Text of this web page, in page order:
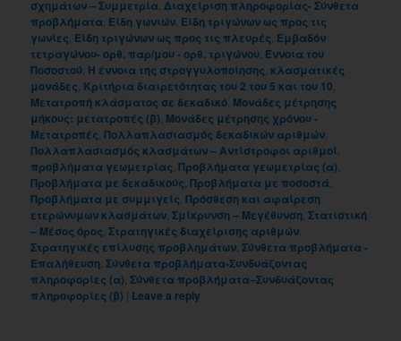
σχημάτων – Συμμετρία ,Διαχείριση πληροφορίας- Σύνθετα
προβλήματα Είδη γωνιών Είδη τριγώνων ως προς τις
γωνίες Είδη τριγώνων ως προς τις πλευρές Εμβαδόν
τετραγώνου- ορθ. παρ/μου - ορθ. τριγώνου Έννοια του
Ποσοστού Η έννοια της στρογγυλοποίησης κλασματικές
μονάδες Κριτήρια διαιρετότητας του 2 του 5 και του 10
Μετατροπή κλάσματος σε δεκαδικό Μονάδες μέτρησης
μήκους: μετατροπές (β) Μονάδες μέτρησης χρόνου -
Μετατροπές ,Πολλαπλασιασμός δεκαδικών αριθμών
Πολλαπλασιασμός κλασμάτων – Αντίστροφοι αριθμοί
προβλήματα γεωμετρίας ,Προβλήματα γεωμετρίας (α)
Προβλήματα με δεκαδικούς ,Προβλήματα με ποσοστά
Προβλήματα με συμμιγείς ,Πρόσθεση και αφαίρεση
ετερώνυμων κλασμάτων ,Σμίκρυνση – Μεγέθυνση ,Στατιστική
– Μέσος όρος ,Στρατηγικές διαχείρισης αριθμών
Στρατηγικές επίλυσης προβλημάτων ,Σύνθετα προβλήματα -
Επαλήθευση ,Σύνθετα προβλήματα-Συνδυάζοντας
πληροφορίες (α) ,Σύνθετα προβλήματα–Συνδυάζοντας
πληροφορίες (β) | Leave a reply